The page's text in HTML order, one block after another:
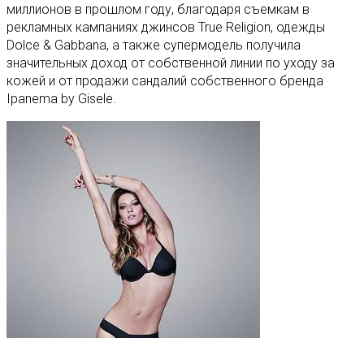
миллионов в прошлом году, благодаря съемкам в
рекламных кампаниях джинсов True Religion, одежды
Dolce & Gabbana, а также супермодель получила
значительных доход от собственной линии по уходу за
кожей и от продажи сандалий собственного бренда
Ipanema by Gisele.